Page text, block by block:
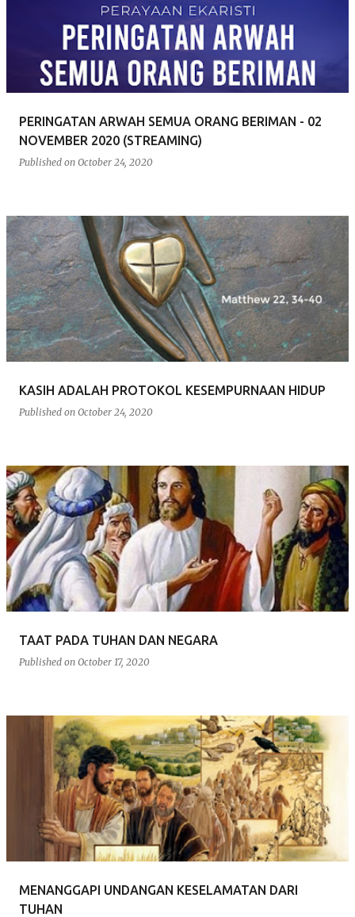
PERINGATAN ARWAH SEMUA ORANG BERIMAN - 02
NOVEMBER 2020 (STREAMING)
Published on October 24, 2020
KASIH ADALAH PROTOKOL KESEMPURNAAN HIDUP
Published on October 24, 2020
TAAT PADA TUHAN DAN NEGARA
Published on October 17, 2020
MENANGGAPI UNDANGAN KESELAMATAN DARI
TUHAN